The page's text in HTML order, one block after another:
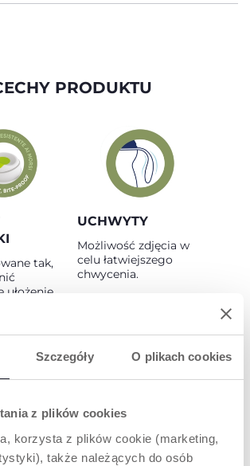
Szczegóły O plikach cookies
z plików cookies
korzysta z plików cookie (marketing,
także należących do osób
PRODUKTU
tak,
ułożenie
UCHWYTY
Możliwość zdjęcia w
celu łatwiejszego
chwycenia.
WYJMOWANY
ZAWÓR EASY SIP